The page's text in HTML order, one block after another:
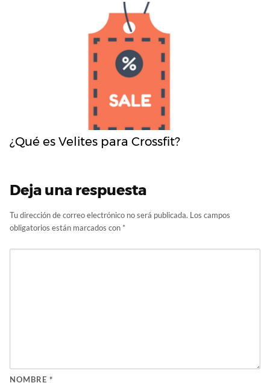
¿Qué es Velites para Crossfit?
Deja una respuesta
Tu dirección de correo electrónico no será publicada. Los campos
obligatorios están marcados con *
NOMBRE *